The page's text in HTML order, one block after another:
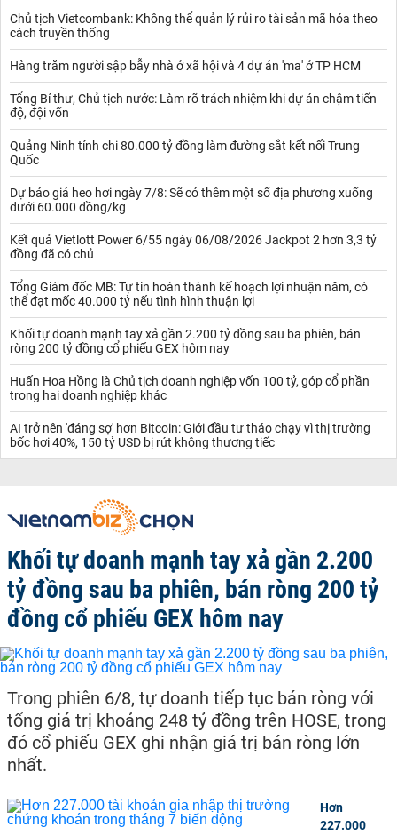
Chủ tịch Vietcombank: Không thể quản lý rủi ro tài sản mã hóa theo
cách truyền thống
Hàng trăm người sập bẫy nhà ở xã hội và 4 dự án 'ma' ở TP HCM
Tổng Bí thư, Chủ tịch nước: Làm rõ trách nhiệm khi dự án chậm tiến
độ, đội vốn
Quảng Ninh tính chi 80.000 tỷ đồng làm đường sắt kết nối Trung
Quốc
Dự báo giá heo hơi ngày 7/8: Sẽ có thêm một số địa phương xuống
dưới 60.000 đồng/kg
Kết quả Vietlott Power 6/55 ngày 06/08/2026 Jackpot 2 hơn 3,3 tỷ
đồng đã có chủ
Tổng Giám đốc MB: Tự tin hoàn thành kế hoạch lợi nhuận năm, có
thể đạt mốc 40.000 tỷ nếu tình hình thuận lợi
Khối tự doanh mạnh tay xả gần 2.200 tỷ đồng sau ba phiên, bán
ròng 200 tỷ đồng cổ phiếu GEX hôm nay
Huấn Hoa Hồng là Chủ tịch doanh nghiệp vốn 100 tỷ, góp cổ phần
trong hai doanh nghiệp khác
AI trở nên 'đáng sợ' hơn Bitcoin: Giới đầu tư tháo chạy vì thị trường
bốc hơi 40%, 150 tỷ USD bị rút không thương tiếc
Khối tự doanh mạnh tay xả gần 2.200
tỷ đồng sau ba phiên, bán ròng 200 tỷ
đồng cổ phiếu GEX hôm nay
Trong phiên 6/8, tự doanh tiếp tục bán ròng với
tổng giá trị khoảng 248 tỷ đồng trên HOSE, trong
đó cổ phiếu GEX ghi nhận giá trị bán ròng lớn
nhất.
Hơn
227.000